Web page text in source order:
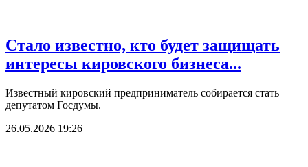
Стало известно, кто будет защищать
интересы кировского бизнеса...
Известный кировский предприниматель собирается стать
депутатом Госдумы.
26.05.2026 19:26